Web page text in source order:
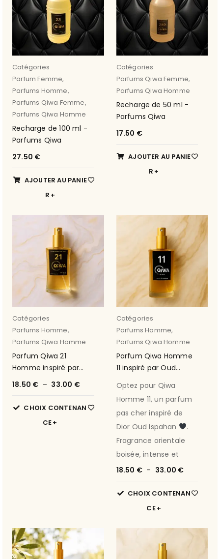
Catégories
Parfum Femme,
Parfums Homme,
Parfums Qiwa Femme,
Parfums Qiwa Homme
Recharge de 100 ml -
Parfums Qiwa
27.50 €
AJOUTER AU PANIE
R
Catégories
Parfums Qiwa Femme,
Parfums Qiwa Homme
Recharge de 50 ml -
Parfums Qiwa
17.50 €
AJOUTER AU PANIE
R
Catégories
Parfums Homme,
Parfums Qiwa Homme
Parfum Qiwa 21
Homme inspiré par
Tobacolor de Dior
18.50 € – 33.00 €
CHOIX CONTENAN
CE
Catégories
Parfums Homme,
Parfums Qiwa Homme
Parfum Qiwa Homme
11 inspiré par Oud
Optez pour Qiwa
Homme 11, un parfum
pas cher inspiré de
Dior Oud Ispahan
.
Fragrance orientale
boisée, intense et
18.50 € – 33.00 €
CHOIX CONTENAN
CE